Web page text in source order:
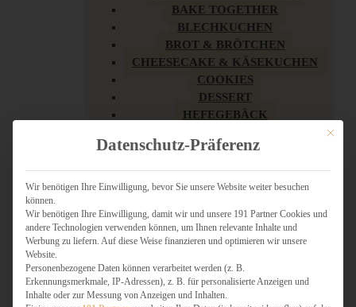
BAKE TOGETHER
BLECHKUCHEN
BROT & BRÖTCHEN
CHEESECAKE & KÄSEKUCHEN
COOKIES
DESSERT
HEFEGEBÄCK
KUCHEN
LOW CARB & GESÜNDER
MY AMERICAN BAKERY
SCHOKOLADIGES
SÜSSES HAUPTGERICHT
TÖRTCHEN
VEGAN SÜSS
Mit
Datenschutz-Präferenz
Wir benötigen Ihre Einwilligung, bevor Sie unsere Website weiter besuchen
können.
Wir benötigen Ihre Einwilligung, damit wir und unsere 191 Partner Cookies und
andere Technologien verwenden können, um Ihnen relevante Inhalte und
Werbung zu liefern. Auf diese Weise finanzieren und optimieren wir unsere
Website.
Personenbezogene Daten können verarbeitet werden (z. B.
Erkennungsmerkmale, IP-Adressen), z. B. für personalisierte Anzeigen und
Inhalte oder zur Messung von Anzeigen und Inhalten.